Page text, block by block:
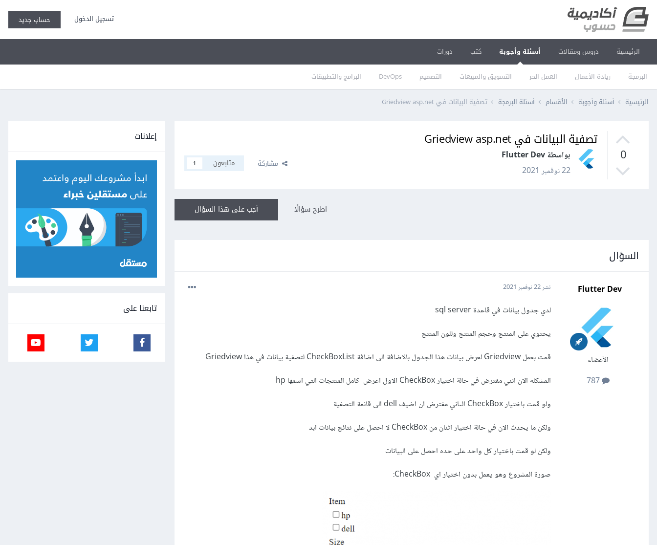
تسجيل الدخول حساب جديد
الرئيسية دروس ومقالات أسئلة وأجوبة
البرمجة ريادة الأعمال العمل الحر التسويق والمبيعات التصميم DevOps البرامج والتطبيقات
كتب دورات
الرئيسية أسئلة وأجوبة الأقسام أسئلة البرمجة تصفية البيانات في Griedview asp.net
0
تصفية البيانات في Griedview asp.net
بواسطة Flutter Dev
22 نوفمبر 2021
مشاركة متابعون 1
أجب على هذا السؤال اطرح سؤالًا
السؤال
Flutter Dev
الأعضاء
787
نشر22 نوفمبر 2021
لدي جدول بيانات في قاعدة sql server
يحتوي على المنتج وحجم المنتج وللون المنتج
قمت بعمل Griedview لعرض بيانات هذا الجدول بالاضافة الى اضافة CheckBoxList لتصفية بيانات في هذا Griedview
المشكله الان انني مفترض في حالة اختيار CheckBox الاول اعرض كامل المنتجات التي اسمها hp
ولو قمت باختيار CheckBox الثاني مفترض ان اضيف dell الى قائمة التصفية
ولكن ما يحدث الان في حالة اختيار اثنان من CheckBox لا احصل على نتائج بيانات ابد
ولكن لو قمت باختيار كل واحد على حده احصل على البيانات
صورة المشروع وهو يعمل بدون اختيار اي CheckBox:
إعلانات
تابعنا على